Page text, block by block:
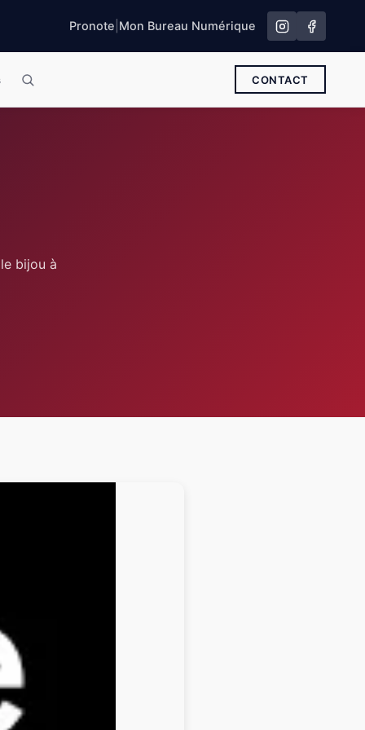
Pronote Mon Bureau Numérique
CONTACT
bijou à